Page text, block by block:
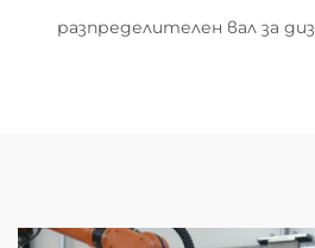
разпределителен вал за